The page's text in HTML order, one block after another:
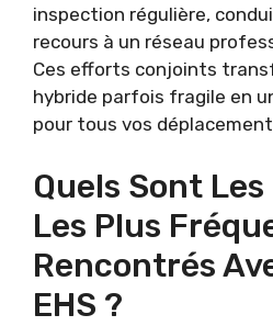
inspection régulière,
recours à un réseau
Ces efforts conjoints
hybride parfois fragile en
pour tous vos
Quels Sont
Les Plus
Rencontrés
EHS ?